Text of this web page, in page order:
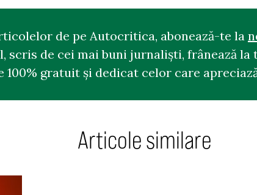
de pe Autocritica, abonează-te la
scris de cei mai buni jurnaliști, frânează
100% gratuit și dedicat celor care
Articole similare